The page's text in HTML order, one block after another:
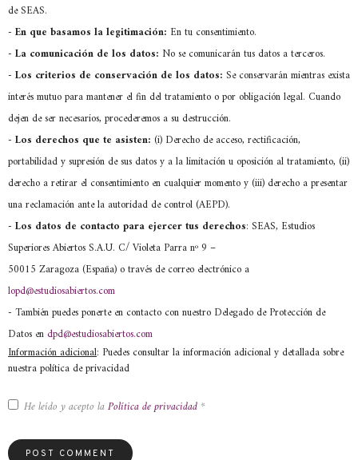
de SEAS.
- En que basamos la legitimación: En tu consentimiento.
- La comunicación de los datos: No se comunicarán tus datos a terceros.
- Los criterios de conservación de los datos: Se conservarán mientras exista
interés mutuo para mantener el fin del tratamiento o por obligación legal. Cuando
dejen de ser necesarios, procederemos a su destrucción.
- Los derechos que te asisten: (i) Derecho de acceso, rectificación,
portabilidad y supresión de sus datos y a la limitación u oposición al tratamiento, (ii)
derecho a retirar el consentimiento en cualquier momento y (iii) derecho a presentar
una reclamación ante la autoridad de control (AEPD).
- Los datos de contacto para ejercer tus derechos: SEAS, Estudios
Superiores Abiertos S.A.U. C/ Violeta Parra nº 9 –
50015 Zaragoza (España) o través de correo electrónico a
lopd@estudiosabiertos.com
- También puedes ponerte en contacto con nuestro Delegado de Protección de
Datos en dpd@estudiosabiertos.com
Información adicional: Puedes consultar la información adicional y detallada sobre
nuestra política de privacidad
He leído y acepto la Política de privacidad *